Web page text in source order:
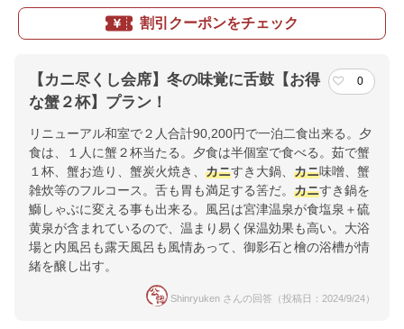
割引クーポンをチェック
【カニ尽くし会席】冬の味覚に舌鼓【お得
な蟹２杯】プラン！
0
リニューアル和室で２人合計90,200円で一泊二食出来る。夕
食は、１人に蟹２杯当たる。夕食は半個室で食べる。茹で蟹
１杯、蟹お造り、蟹炭火焼き、 カニすき大鍋、 カニ味噌󠄀、蟹
雑炊等のフルコース。舌も胃も満足する筈だ。 カニすき鍋を
鰤しゃぶに変える事も出来る。風呂は宮津温泉が食塩泉＋硫
黄泉が含まれているので、温まり易く保温効果も高い。大浴
場と内風呂も露天風呂も風情あって、御影石と檜の浴槽が情
緒を醸し出す。
Shinryuken さんの回答（投稿日：2024/9/24）